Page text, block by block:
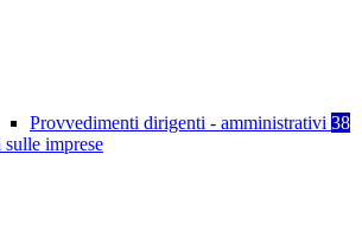
Provvedimenti dirigenti - amministrativi 38
imprese